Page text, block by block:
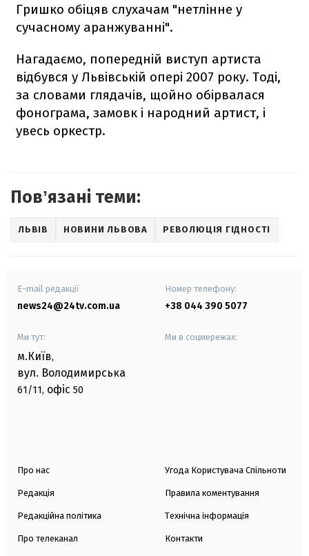
Гришко обіцяв слухачам "нетлінне у
сучасному аранжуванні".
Нагадаємо, попередній виступ артиста
відбувся у Львівській опері 2007 року. Тоді,
за словами глядачів, щойно обірвалася
фонограма, замовк і народний артист, і
увесь оркестр.
Повʼязані теми:
ЛЬВІВ НОВИНИ ЛЬВОВА РЕВОЛЮЦІЯ ГІДНОСТІ
E-mail редакції
news24@24tv.com.ua
Номер телефону:
+38 044 390 5077
Ми тут:
м.Київ,
вул. Володимирська
61/11, офіс 50
Ми в соцмережах:
Про нас
Редакція
Редакційна політика
Про телеканал
Угода Користувача Спільноти
Правила коментування
Технічна інформація
Контакти